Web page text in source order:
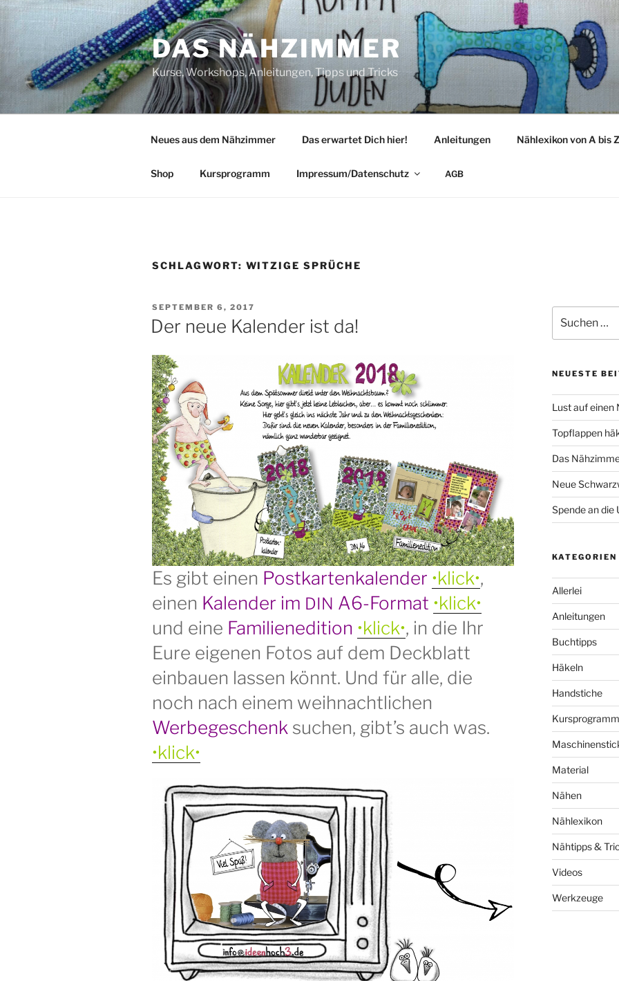
Zum
Inhalt
springen
DAS NÄHZIMMER
Kurse, Workshops, Anleitungen, Tipps und Tricks
Neues aus dem Nähzimmer Das erwartet Dich hier! Anleitungen Nählexikon von A bis Z
Shop Kursprogramm Impressum/Datenschutz AGB
SCHLAGWORT: WITZIGE SPRÜCHE
VERÖFFENTLICHT
AM
SEPTEMBER 6, 2017
Der neue Kalender ist da!
Es gibt einen Postkartenkalender •klick•,
einen Kalender im DIN A6-Format •klick•
und eine Familienedition •klick•, in die Ihr
Eure eigenen Fotos auf dem Deckblatt
einbauen lassen könnt. Und für alle, die
noch nach einem weihnachtlichen
Werbegeschenk suchen, gibt’s auch was.
•klick•
nach:
NEUESTE
Lust auf einen
Topflappen
Das
Neue
Spende an die
KATEGORIEN
Allerlei
Anleitungen
Buchtipps
Häkeln
Handstiche
Kursprogramm
Material
Nähen
Nählexikon
Nähtipps &
Videos
Werkzeuge